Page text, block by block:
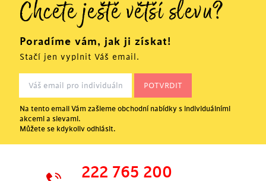
Chcete ještě větší slevu?
Poradíme vám, jak ji získat!
Stačí jen vyplnit Váš email.
Na tento email Vám zašleme obchodní nabídky s individuálními
akcemi a slevami.
Můžete se kdykoliv odhlásit.
222 765 200